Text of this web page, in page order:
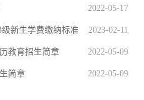
2022-05-17
2023-02-11
新生学费缴纳标准
2022-05-09
教育招生简章
2022-05-09
简章